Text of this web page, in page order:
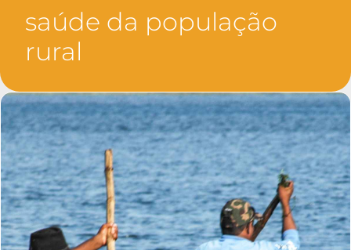
saúde da população
rural